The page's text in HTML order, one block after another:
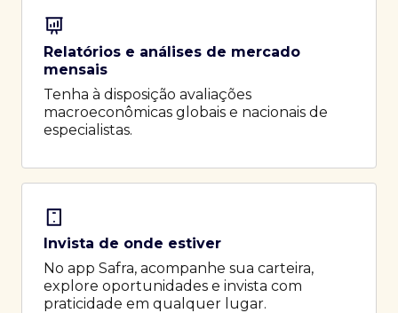
Relatórios e análises de mercado
mensais
Tenha à disposição avaliações
macroeconômicas globais e nacionais de
especialistas.
Invista de onde estiver
No app Safra, acompanhe sua carteira,
explore oportunidades e invista com
praticidade em qualquer lugar.